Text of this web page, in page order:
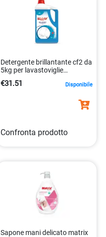
Detergente brillantante cf2 da
5kg per lavastoviglie
€31.51 Disponibile
Confronta prodotto
Sapone mani delicato matrix